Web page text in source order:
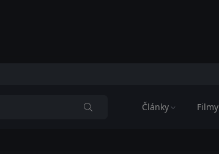
Články Filmy